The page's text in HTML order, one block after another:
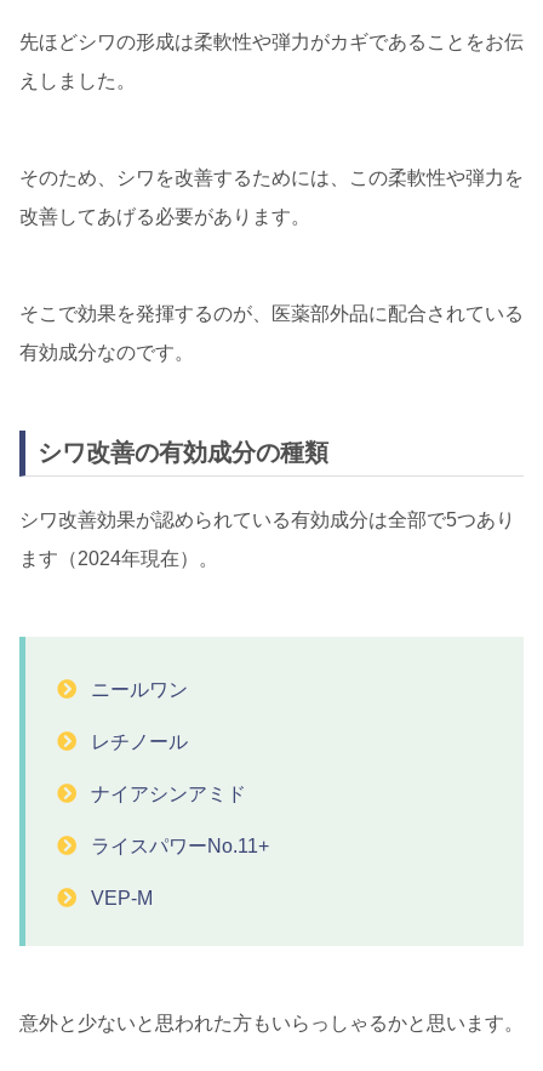
先ほどシワの形成は柔軟性や弾力がカギであることをお伝
えしました。
そのため、シワを改善するためには、この柔軟性や弾力を
改善してあげる必要があります。
そこで効果を発揮するのが、医薬部外品に配合されている
有効成分なのです。
シワ改善の有効成分の種類
シワ改善効果が認められている有効成分は全部で5つあり
ます（2024年現在）。
ニールワン
レチノール
ナイアシンアミド
ライスパワーNo.11+
VEP-M
意外と少ないと思われた方もいらっしゃるかと思います。